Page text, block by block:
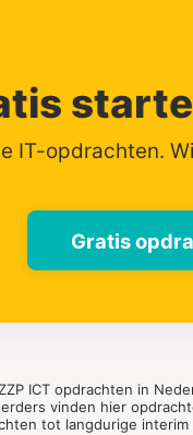
IT-opdrachten.
Gratis
ICT opdrachten in
vinden hier
tot langdurige